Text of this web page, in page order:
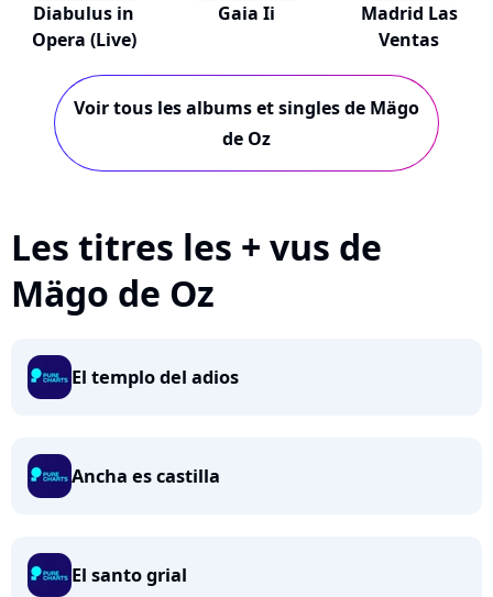
Diabulus in
Opera (Live)
Gaia Ii
Madrid Las
Ventas
Voir tous les albums et singles de Mägo
de Oz
Les titres les + vus de
Mägo de Oz
El templo del adios
Ancha es castilla
El santo grial